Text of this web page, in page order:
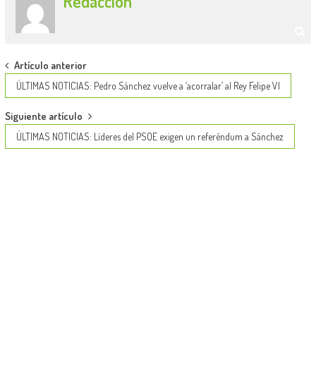
Post
navigation
Artículo anterior
ÚLTIMAS NOTICIAS: Pedro Sánchez vuelve a ‘acorralar’ al Rey Felipe VI
Siguiente artículo
ÚLTIMAS NOTICIAS: Líderes del PSOE exigen un referéndum a Sánchez